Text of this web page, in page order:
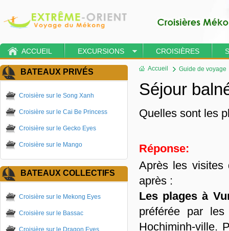
ACCUEIL EXCURSIONS CROISIÈRES
BATEAUX PRIVÉS
Croisière sur le Song Xanh
Croisière sur le Cai Be Princess
Croisière sur le Gecko Eyes
Croisière sur le Mango
BATEAUX COLLECTIFS
Croisière sur le Mekong Eyes
Croisière sur le Bassac
Croisière sur le Dragon Eyes
Accueil Guide de voyage
Séjour
Quelles sont les
Réponse:
Après les
après :
Les plages à
préférée par
Hochiminh-ville.